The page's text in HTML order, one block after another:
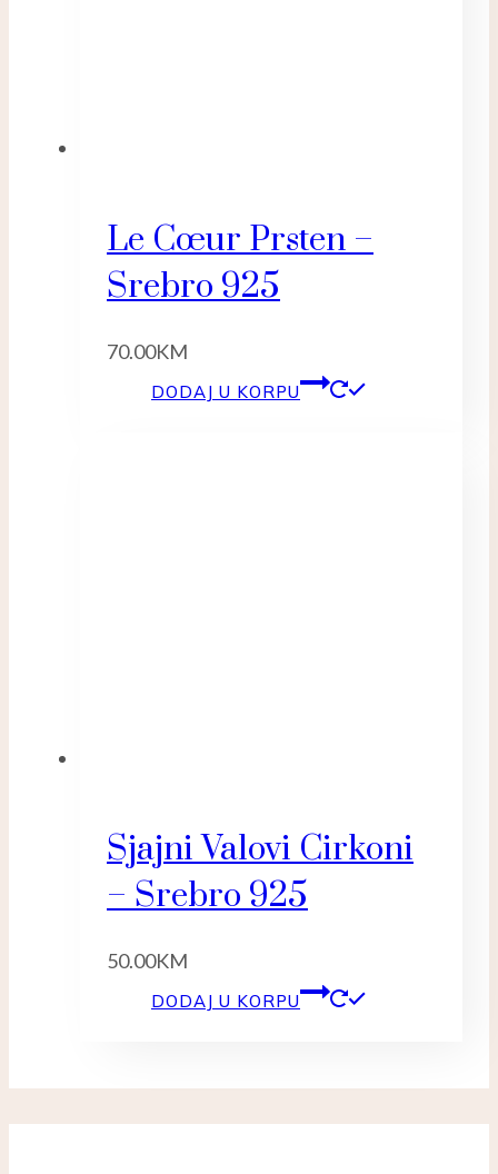
Le Cœur Prsten –
Srebro 925
70.00KM
DODAJ U KORPU
Sjajni Valovi Cirkoni
– Srebro 925
50.00KM
DODAJ U KORPU